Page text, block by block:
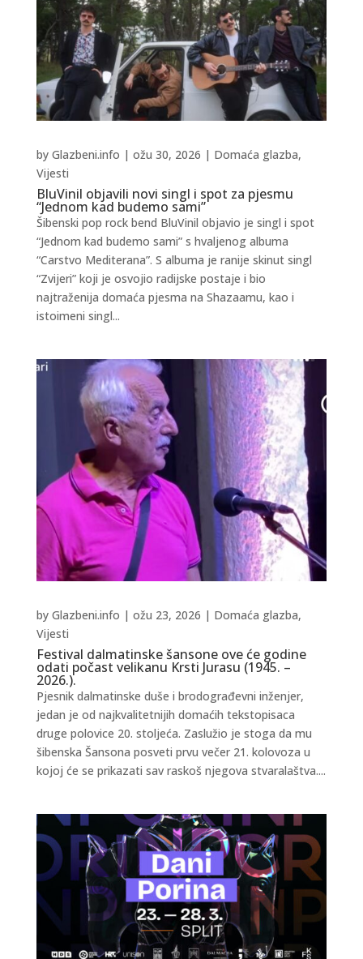
BluVinil objavili novi singl i spot za pjesmu
“Jednom kad budemo sami”
by Glazbeni.info | ožu 30, 2026 | Domaća glazba,
Vijesti
Šibenski pop rock bend BluVinil objavio je singl i spot
“Jednom kad budemo sami” s hvaljenog albuma
“Carstvo Mediterana”. S albuma je ranije skinut singl
“Zvijeri” koji je osvojio radijske postaje i bio
najtraženija domaća pjesma na Shazaamu, kao i
istoimeni singl...
Festival dalmatinske šansone ove će godine
odati počast velikanu Krsti Jurasu (1945. –
2026.).
by Glazbeni.info | ožu 23, 2026 | Domaća glazba,
Vijesti
Pjesnik dalmatinske duše i brodograđevni inženjer,
jedan je od najkvalitetnijih domaćih tekstopisaca
druge polovice 20. stoljeća. Zaslužio je stoga da mu
šibenska Šansona posveti prvu večer 21. kolovoza u
kojoj će se prikazati sav raskoš njegova stvaralaštva....